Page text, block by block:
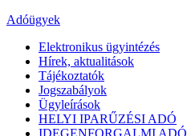
Adóügyek
Elektronikus ügyintézés
Hírek, aktualitások
Tájékoztatók
Jogszabályok
Ügyleírások
HELYI IPARŰZÉSI ADÓ
IDEGENFORGALMI ADÓ